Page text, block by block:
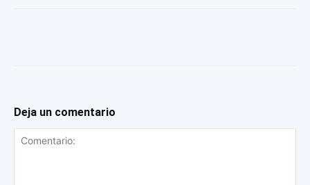
Deja un comentario